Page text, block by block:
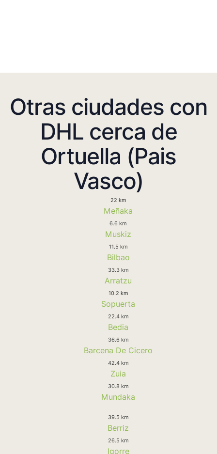
Otras ciudades con
DHL cerca de
Ortuella (Pais
Vasco)
22 km
Meñaka
6.6 km
Muskiz
11.5 km
Bilbao
33.3 km
Arratzu
10.2 km
Sopuerta
22.4 km
Bedia
36.6 km
Barcena De Cicero
42.4 km
Zuia
30.8 km
Mundaka
39.5 km
Berriz
26.5 km
Igorre